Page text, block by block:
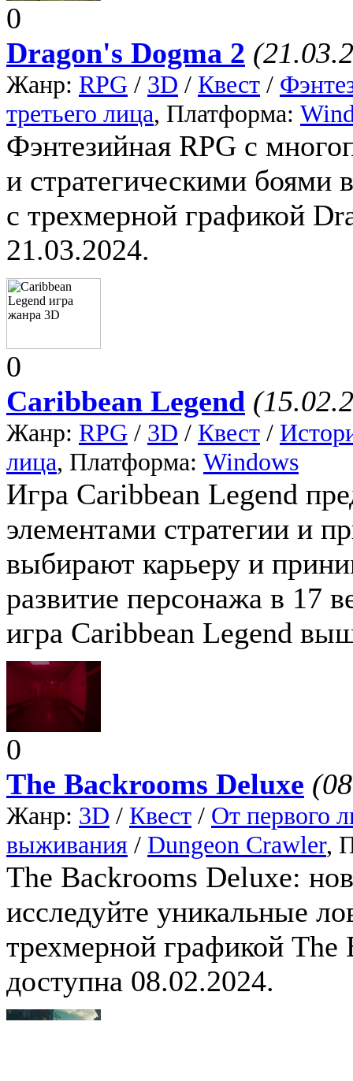
0
Dragon's Dogma 2
Жанр: RPG / 3D / Квест /
третьего лица, Платформа:
Фэнтезийная RPG с
и стратегическими боями
с трехмерной графикой
21.03.2024.
0
Caribbean Legend
Жанр: RPG / 3D / Квест /
лица, Платформа: Windows
Игра Caribbean Legend
элементами стратегии и
выбирают карьеру и
развитие персонажа в 17
игра Caribbean Legend
0
The Backrooms Deluxe
Жанр: 3D / Квест / От первого
выживания / Dungeon Crawler,
The Backrooms Deluxe:
исследуйте уникальные
трехмерной графикой The
доступна 08.02.2024.